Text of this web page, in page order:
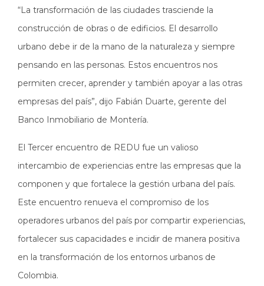
“La transformación de las ciudades trasciende la
construcción de obras o de edificios. El desarrollo
urbano debe ir de la mano de la naturaleza y siempre
pensando en las personas. Estos encuentros nos
permiten crecer, aprender y también apoyar a las otras
empresas del país”, dijo Fabián Duarte, gerente del
Banco Inmobiliario de Montería.
El Tercer encuentro de REDU fue un valioso
intercambio de experiencias entre las empresas que la
componen y que fortalece la gestión urbana del país.
Este encuentro renueva el compromiso de los
operadores urbanos del país por compartir experiencias,
fortalecer sus capacidades e incidir de manera positiva
en la transformación de los entornos urbanos de
Colombia.